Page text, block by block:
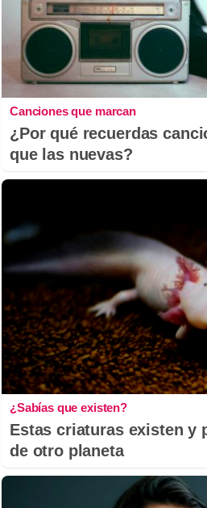
Canciones que marcan
¿Por qué recuerdas
que las nuevas?
¿Sabías que existen?
Estas criaturas existen y
de otro planeta